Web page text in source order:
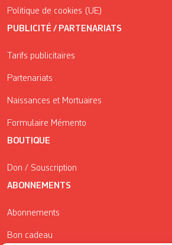
Politique de cookies (UE)
PUBLICITÉ / PARTENARIATS
Tarifs publicitaires
Partenariats
Naissances et Mortuaires
Formulaire Mémento
BOUTIQUE
Don / Souscription
ABONNEMENTS
Abonnements
Bon cadeau